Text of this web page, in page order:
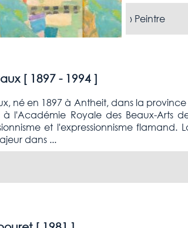
› Peintre
[ 1897 - 1994]
né en 1897 à Antheit, dans la
l'Académie Royale des Beaux-Arts
et l'expressionnisme
dans ...